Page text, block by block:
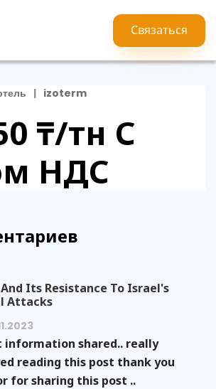
Связаться
izoterm
₸/тн С
НДС
Its Resistance To Israel's
Attacks
information shared.. really
reading this post thank you
for sharing this post ..